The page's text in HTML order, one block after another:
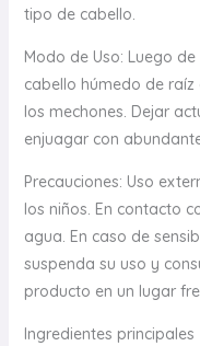
tipo de cabello.
Modo de Uso: Luego
cabello húmedo de
los mechones. Dejar
enjuagar con
Precauciones: Uso
los niños. En contacto
agua. En caso de
suspenda su uso y
producto en un lugar
Ingredientes principales